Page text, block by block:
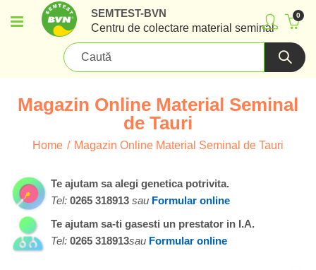
SEMTEST-BVN
Centru de colectare material seminal
0
Magazin Online Material Seminal
de Tauri
Home Magazin Online Material Seminal de Tauri
Te ajutam sa alegi genetica potrivita.
Tel: 0265 318913 sau Formular online
Te ajutam sa-ti gasesti un prestator in I.A.
Tel: 0265 318913sau Formular online